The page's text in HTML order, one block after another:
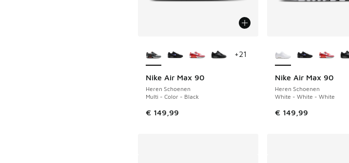
Nike Air Max 90
Heren Schoenen
Multi - Color - Black
€ 149,99
+21
Nike Air Max 90
Heren Schoenen
White - White - White
€ 149,99